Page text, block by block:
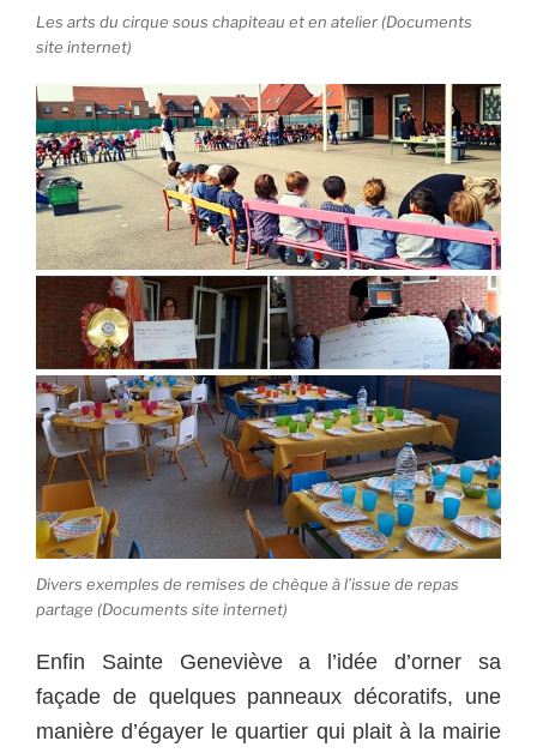
Les arts du cirque sous chapiteau et en atelier (Documents
site internet)
Divers exemples de remises de chèque à l’issue de repas
partage (Documents site internet)
Enfin Sainte Geneviève a l’idée d’orner sa
façade de quelques panneaux décoratifs, une
manière d’égayer le quartier qui plait à la mairie